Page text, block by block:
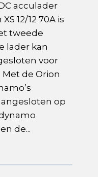
acculader
12/12 70A is
tweede
lader kan
voor
de Orion
op
de...